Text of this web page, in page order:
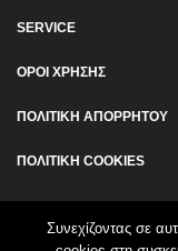
SERVICE
ΟΡΟΙ ΧΡΗΣΗΣ
ΠΟΛΙΤΙΚΗ ΑΠΟΡΡΗΤΟΥ
ΠΟΛΙΤΙΚΗ COOKIES
Συνεχίζοντας σε